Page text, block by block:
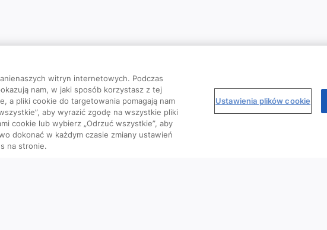
witryn internetowych. Podczas
nam, w jaki sposób korzystasz z tej
a pliki cookie do targetowania pomagają nam
aby wyrazić zgodę na wszystkie pliki
cookie lub wybierz „Odrzuć wszystkie”, aby
dokonać w każdym czasie zmiany ustawień
na stronie.
Ustawienia plików cookie